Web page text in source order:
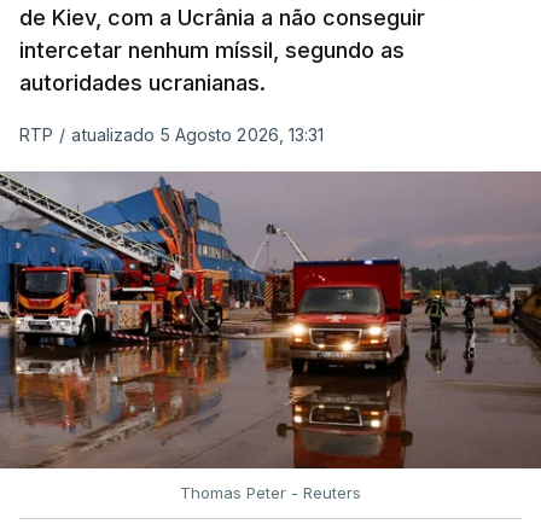
de Kiev, com a Ucrânia a não conseguir
intercetar nenhum míssil, segundo as
autoridades ucranianas.
RTP / atualizado 5 Agosto 2026, 13:31
Thomas Peter - Reuters